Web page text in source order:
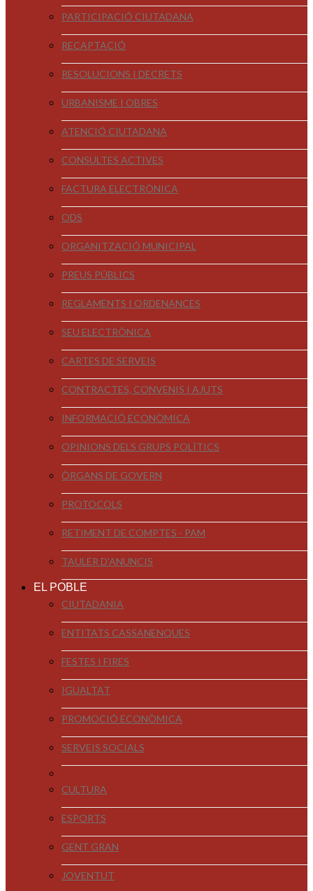
PARTICIPACIÓ CIUTADANA
RECAPTACIÓ
RESOLUCIONS I DECRETS
URBANISME I OBRES
ATENCIÓ CIUTADANA
CONSULTES ACTIVES
FACTURA ELECTRÒNICA
ODS
ORGANITZACIÓ MUNICIPAL
PREUS PÚBLICS
REGLAMENTS I ORDENANCES
SEU ELECTRÒNICA
CARTES DE SERVEIS
CONTRACTES, CONVENIS I AJUTS
INFORMACIÓ ECONÒMICA
OPINIONS DELS GRUPS POLÍTICS
ÒRGANS DE GOVERN
PROTOCOLS
RETIMENT DE COMPTES - PAM
TAULER D'ANUNCIS
EL POBLE
CIUTADANIA
ENTITATS CASSANENQUES
FESTES I FIRES
IGUALTAT
PROMOCIÓ ECONÒMICA
SERVEIS SOCIALS
CULTURA
ESPORTS
GENT GRAN
JOVENTUT